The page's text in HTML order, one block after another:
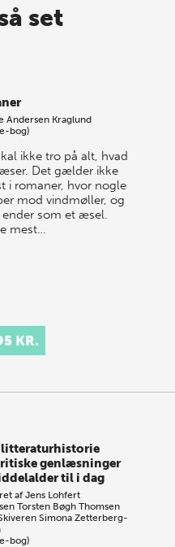
sommer-
kryds i kalenderen
set
Andersen Kraglund
bog)
ikke tro på alt, hvad
Det gælder ikke
i romaner, hvor nogle
mod vindmøller, og
ender som et æsel.
mest…
KR.
litteraturhistorie
genlæsninger
til i dag
afJens Lohfert
Torsten Bøgh Thomsen
Simona Zetterberg-
bog)